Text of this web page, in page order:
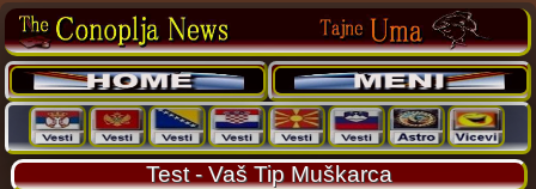
Test - Vaš Tip Muškarca